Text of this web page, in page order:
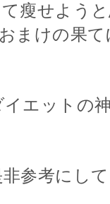
瘦せよう
まけの果て
エットの
参考にして